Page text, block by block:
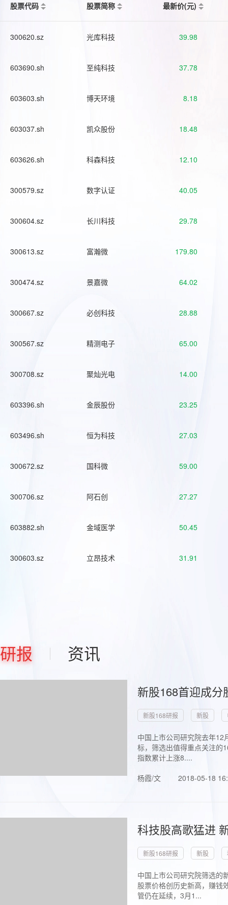
股票代码
股票简称 最新价(元)
300620.sz 光库科技 39.98
603690.sh 至纯科技 37.78
603603.sh 博天环境 8.18
603037.sh 凯众股份 18.48
603626.sh 科森科技 12.10
300579.sz 数字认证 40.05
300604.sz 长川科技 29.78
300613.sz 富瀚微 179.80
300474.sz 景嘉微 64.02
300667.sz 必创科技 28.88
300567.sz 精测电子 65.00
300708.sz 聚灿光电 14.00
603396.sh 金辰股份 23.25
603496.sh 恒为科技 27.03
300672.sz 国科微 59.00
300706.sz 阿石创 27.27
603882.sh 金域医学 50.45
300603.sz 立昂技术 31.91
研报 资讯
新股168首迎成
新股168研报 新股
中国上市公司研究院去年
标，筛选出值得重点关注的
指数累计上涨8....
杨霞/文
2018-05-18
科技股高歌猛进
新股168研报 新股
中国上市公司研究院筛选的
股票价格创历史新高，赚钱
管仍在延续，3月1...